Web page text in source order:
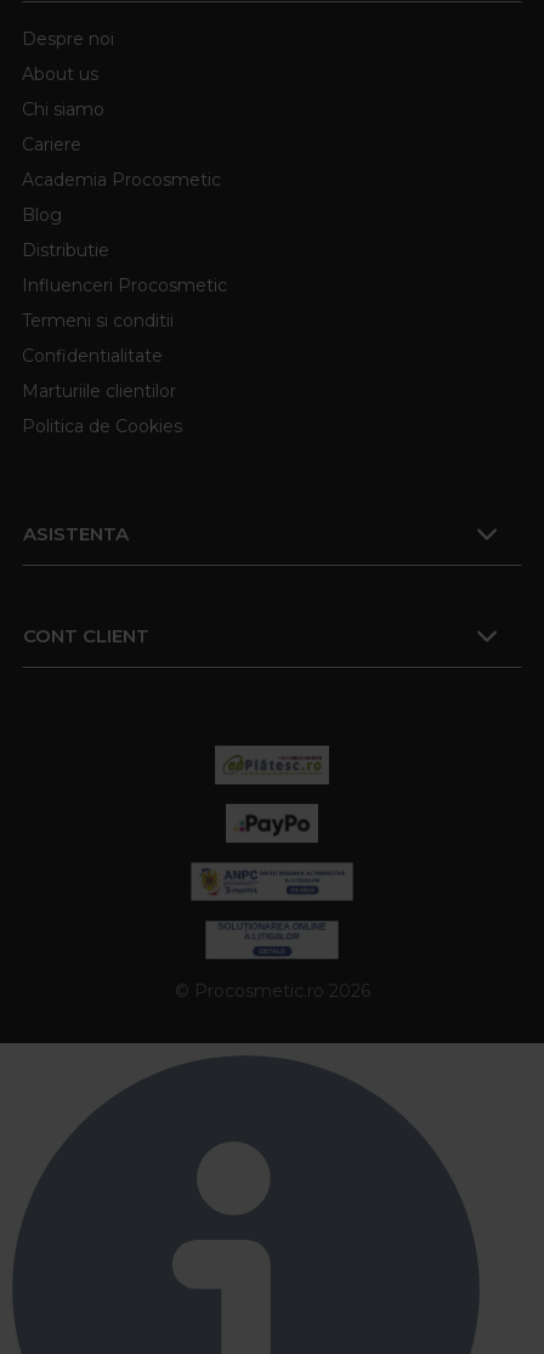
Despre noi
About us
Chi siamo
Cariere
Academia Procosmetic
Blog
Distributie
Influenceri Procosmetic
Termeni si conditii
Confidentialitate
Marturiile clientilor
Politica de Cookies
ASISTENTA
CONT CLIENT
© Procosmetic.ro 2026